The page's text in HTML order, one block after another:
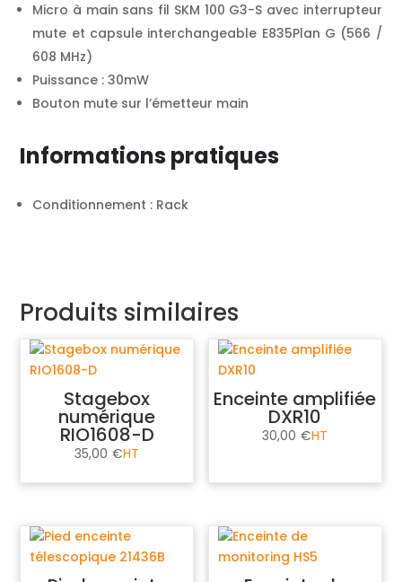
Micro à main sans fil SKM 100 G3-S avec interrupteur
mute et capsule interchangeable E835Plan G (566 /
608 MHz)
Puissance : 30mW
Bouton mute sur l’émetteur main
Informations pratiques
Conditionnement : Rack
Produits similaires
Stagebox
numérique
RIO1608-D
35,00 €
Enceinte amplifiée
DXR10
30,00 €